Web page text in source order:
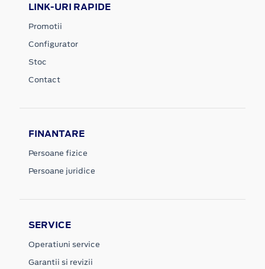
LINK-URI RAPIDE
Promotii
Configurator
Stoc
Contact
FINANTARE
Persoane fizice
Persoane juridice
SERVICE
Operatiuni service
Garantii si revizii